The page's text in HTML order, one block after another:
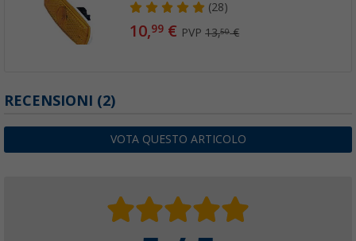
(28)
10,99 € PVP13,50€
RECENSIONI (2)
VOTA QUESTO ARTICOLO